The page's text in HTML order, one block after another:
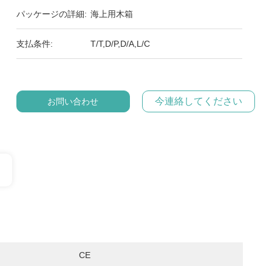
パッケージの詳細: 海上用木箱
支払条件: T/T,D/P,D/A,L/C
お問い合わせ 今連絡してください
CE